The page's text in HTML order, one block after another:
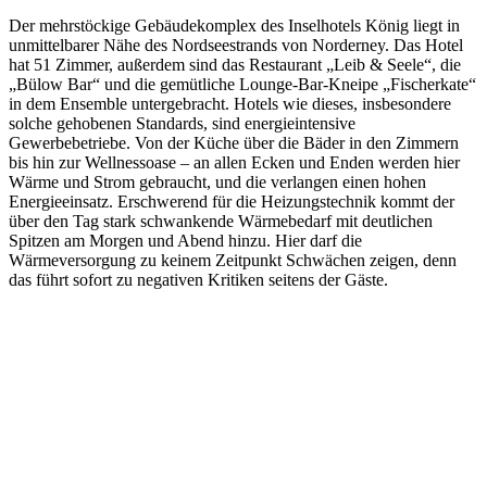
Der mehrstöckige Gebäudekomplex des Inselhotels König liegt in
unmittelbarer Nähe des Nordseestrands von Norderney. Das Hotel
hat 51 Zimmer, außerdem sind das Restaurant „Leib & Seele“, die
„Bülow Bar“ und die gemütliche Lounge-Bar-Kneipe „Fischerkate“
in dem Ensemble untergebracht. Hotels wie dieses, insbesondere
solche gehobenen Standards, sind energieintensive
Gewerbebetriebe. Von der Küche über die Bäder in den Zimmern
bis hin zur Wellnessoase – an allen Ecken und Enden werden hier
Wärme und Strom gebraucht, und die verlangen einen hohen
Energieeinsatz. Erschwerend für die Heizungstechnik kommt der
über den Tag stark schwankende Wärmebedarf mit deutlichen
Spitzen am Morgen und Abend hinzu. Hier darf die
Wärmeversorgung zu keinem Zeitpunkt Schwächen zeigen, denn
das führt sofort zu negativen Kritiken seitens der Gäste.